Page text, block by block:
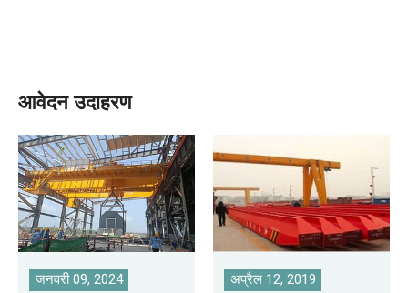
आवेदन उदाहरण
जनवरी 09, 2024 अप्रैल 12, 2019